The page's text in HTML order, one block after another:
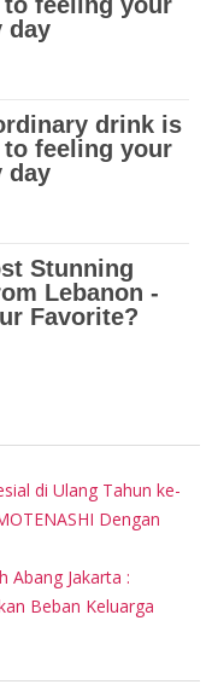
di Ulang Tahun ke-
Dengan
Abang Jakarta :
Beban Keluarga